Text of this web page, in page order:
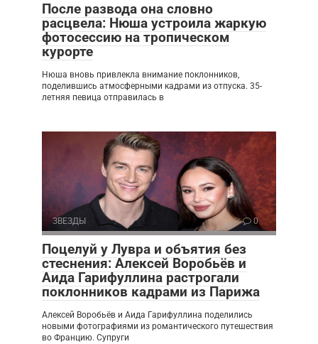
После развода она словно
расцвела: Нюша устроила жаркую
фотосессию на тропическом
курорте
Нюша вновь привлекла внимание поклонников,
поделившись атмосферными кадрами из отпуска. 35-
летняя певица отправилась в
ЗВЕЗДЫ 0
Поцелуй у Лувра и объятия без
стеснения: Алексей Воробьёв и
Аида Гарифуллина растрогали
поклонников кадрами из Парижа
Алексей Воробьёв и Аида Гарифуллина поделились
новыми фотографиями из романтического путешествия
во Францию. Супруги